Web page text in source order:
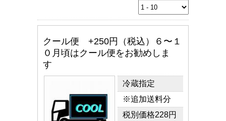
クール便 +250円（税込）６〜１
０月頃はクール便をお勧めしま
す
冷蔵指定
※追加送料分
税別価格228円